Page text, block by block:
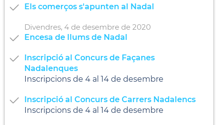
Els comerços s'apunten al Nadal
Divendres, 4 de desembre de 2020
Encesa de llums de Nadal
Inscripció al Concurs de Façanes
Nadalenques
Inscripcions de 4 al 14 de desembre
Inscripció al Concurs de Carrers Nadalencs
Inscripcions de 4 al 14 de desembre